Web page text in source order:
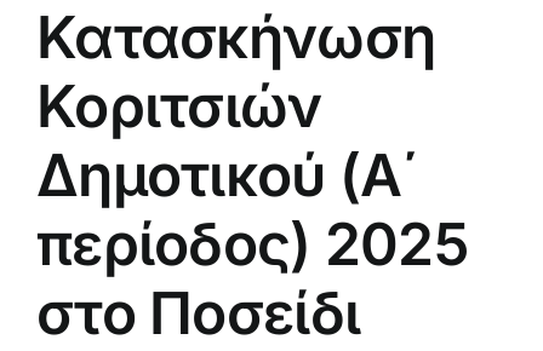
Κατασκήνωση
Κοριτσιών
Δημοτικού (Α΄
περίοδος) 2025
στο Ποσείδι